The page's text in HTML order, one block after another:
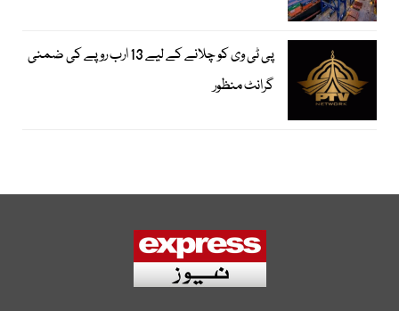
پی ٹی وی کو چلانے کے لیے 13 ارب روپے کی ضمنی
گرانٹ منظور